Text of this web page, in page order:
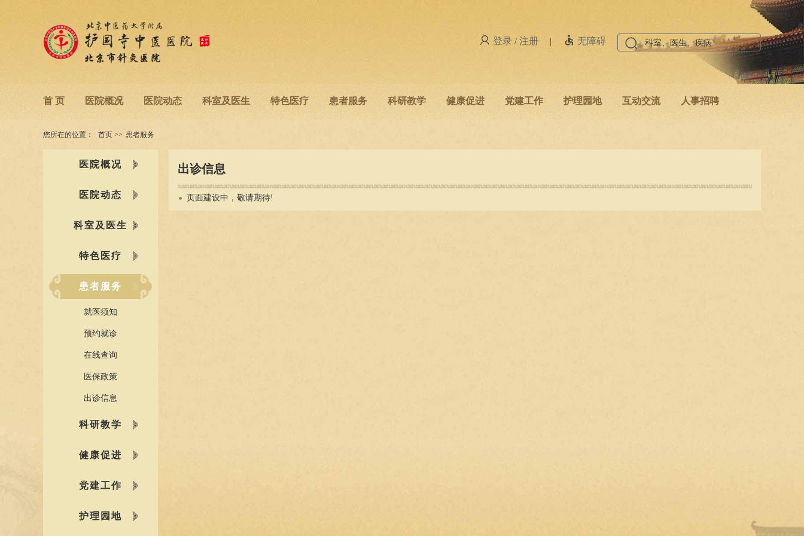
登录 / 注册 无障碍
首 页 医院概况 医院动态 科室及医生 特色医疗 患者服务 科研教学 健康促进 党建工作 护理园地 互动交流 人事招聘
您所在的位置： 首页 >> 患者服务
医院概况
医院动态
科室及医生
特色医疗
患者服务
就医须知
预约就诊
在线查询
医保政策
出诊信息
科研教学
健康促进
党建工作
护理园地
出诊信息
页面建设中，敬请期待!